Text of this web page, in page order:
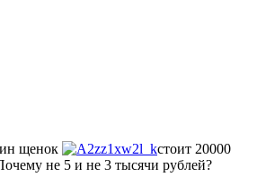
щенок
стоит 20000
не 5 и не 3 тысячи рублей?